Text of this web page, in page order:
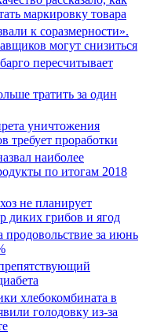
маркировку товара
к соразмерности».
могут снизиться
пересчитывает
тратить за один
уничтожения
требует проработки
наиболее
по итогам 2018
не планирует
диких грибов и ягод
за июнь
хлебокомбината в
голодовку из-за